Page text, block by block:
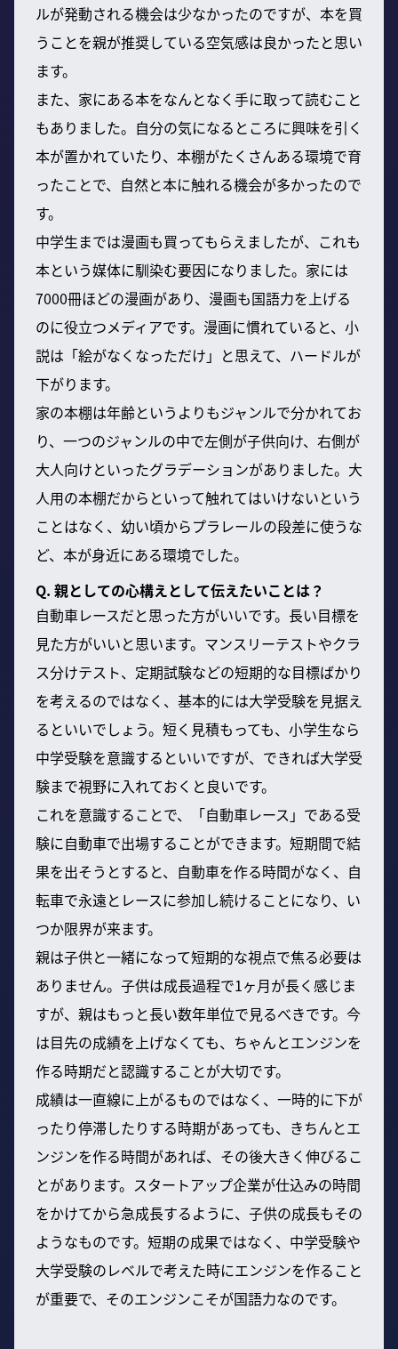
ルが発動される機会は少なかったのですが、本を買
うことを親が推奨している空気感は良かったと思い
ます。
また、家にある本をなんとなく手に取って読むこと
もありました。自分の気になるところに興味を引く
本が置かれていたり、本棚がたくさんある環境で育
ったことで、自然と本に触れる機会が多かったので
す。
中学生までは漫画も買ってもらえましたが、これも
本という媒体に馴染む要因になりました。家には
7000冊ほどの漫画があり、漫画も国語力を上げる
のに役立つメディアです。漫画に慣れていると、小
説は「絵がなくなっただけ」と思えて、ハードルが
下がります。
家の本棚は年齢というよりもジャンルで分かれてお
り、一つのジャンルの中で左側が子供向け、右側が
大人向けといったグラデーションがありました。大
人用の本棚だからといって触れてはいけないという
ことはなく、幼い頃からプラレールの段差に使うな
ど、本が身近にある環境でした。
Q. 親としての心構えとして伝えたいことは？
自動車レースだと思った方がいいです。長い目標を
見た方がいいと思います。マンスリーテストやクラ
ス分けテスト、定期試験などの短期的な目標ばかり
を考えるのではなく、基本的には大学受験を見据え
るといいでしょう。短く見積もっても、小学生なら
中学受験を意識するといいですが、できれば大学受
験まで視野に入れておくと良いです。
これを意識することで、「自動車レース」である受
験に自動車で出場することができます。短期間で結
果を出そうとすると、自動車を作る時間がなく、自
転車で永遠とレースに参加し続けることになり、い
つか限界が来ます。
親は子供と一緒になって短期的な視点で焦る必要は
ありません。子供は成長過程で1ヶ月が長く感じま
すが、親はもっと長い数年単位で見るべきです。今
は目先の成績を上げなくても、ちゃんとエンジンを
作る時期だと認識することが大切です。
成績は一直線に上がるものではなく、一時的に下が
ったり停滞したりする時期があっても、きちんとエ
ンジンを作る時間があれば、その後大きく伸びるこ
とがあります。スタートアップ企業が仕込みの時間
をかけてから急成長するように、子供の成長もその
ようなものです。短期の成果ではなく、中学受験や
大学受験のレベルで考えた時にエンジンを作ること
が重要で、そのエンジンこそが国語力なのです。